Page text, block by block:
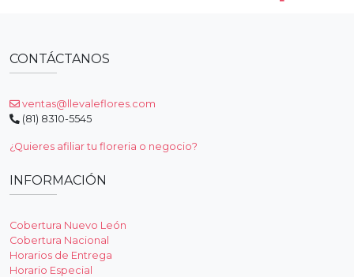
CONTÁCTANOS
ventas@llevaleflores.com
(81) 8310-5545
¿Quieres afiliar tu floreria o negocio?
INFORMACIÓN
Cobertura Nuevo León
Cobertura Nacional
Horarios de Entrega
Horario Especial